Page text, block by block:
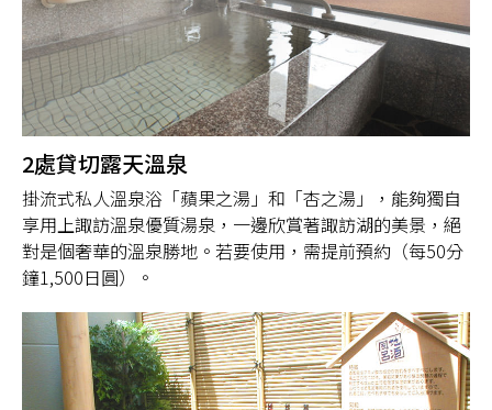
2處貸切露天溫泉
掛流式私人溫泉浴「蘋果之湯」和「杏之湯」，能夠獨自
享用上諏訪溫泉優質湯泉，一邊欣賞著諏訪湖的美景，絕
對是個奢華的溫泉勝地。若要使用，需提前預約（每50分
鐘1,500日圓）。